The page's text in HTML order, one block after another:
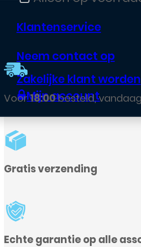
Klantenservice
Neem contact op
Zakelijke klant worden
Mijn account
verstuurd